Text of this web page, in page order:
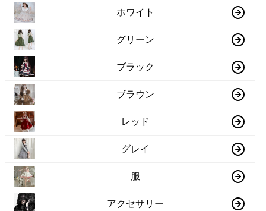
ホワイト
グリーン
ブラック
ブラウン
レッド
グレイ
服
アクセサリー